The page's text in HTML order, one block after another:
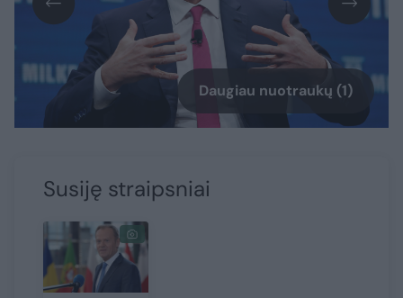
Daugiau nuotraukų (1)
Susiję straipsniai